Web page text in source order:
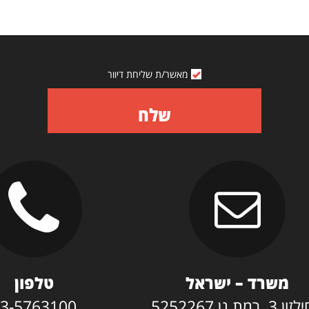
מאשר/ת שליחת דיוור
שלח
משרד – ישראל
טלפון